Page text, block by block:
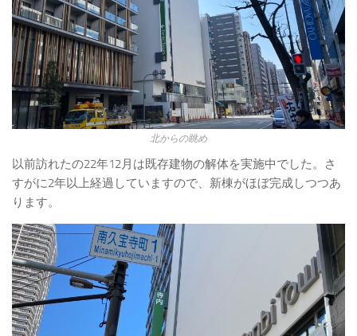
北からの眺め
以前訪れたの22年12月は既存建物の解体を実施中でした。さ
すがに2年以上経過していますので、新棟がほぼ完成しつつあ
ります。